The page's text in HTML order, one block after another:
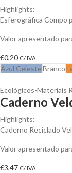
Highlights:
Esferográfica Compo
Valor apresentado
€0,20 C/ IVA
Azul CelesteBranco
Ecológicos-Materiais
Caderno
Highlights:
Caderno Reciclado
Valor apresentado
€3,47 C/ IVA